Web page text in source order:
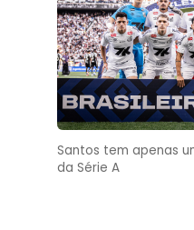
Santos tem apenas
da Série A